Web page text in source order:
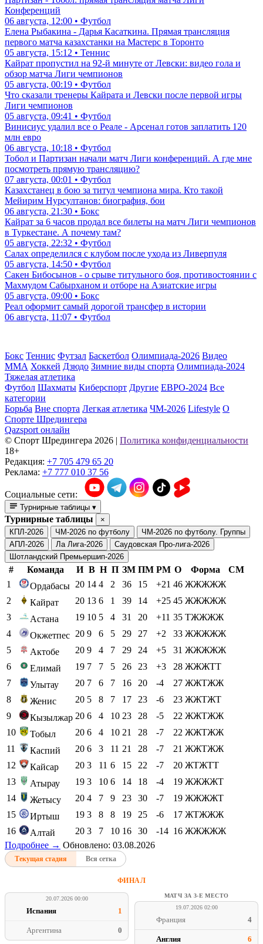
Конференций
06 августа, 12:00 • Футбол
Елена Рыбакина - Дарья Касаткина. Прямая трансляция
первого матча казахстанки на Мастерс в Торонто
05 августа, 15:12 • Теннис
Кайрат пропустил на 92-й минуте от Левски: видео гола и
обзор матча Лиги чемпионов
05 августа, 00:19 • Футбол
Что сказали тренеры Кайрата и Левски после первой игры
Лиги чемпионов
05 августа, 09:41 • Футбол
Винисиус удалил все о Реале - Арсенал готов заплатить 120
млн евро
06 августа, 10:18 • Футбол
Тобол и Партизан начали матч Лиги конференций. А где мне
посмотреть прямую трансляцию?
07 августа, 00:01 • Футбол
Казахстанец в бою за титул чемпиона мира. Кто такой
Мейирим Нурсултанов: биография, бои
06 августа, 21:30 • Бокс
Кайрат за 6 часов продал все билеты на матч Лиги чемпионов
в Туркестане. А почему там?
05 августа, 22:32 • Футбол
Салах определился с клубом после ухода из Ливерпуля
05 августа, 14:50 • Футбол
Сакен Бибосынов - о срыве титульного боя, противостоянии с
Махмудом Сабырханом и отборе на Азиатские игры
05 августа, 09:00 • Бокс
Реал оформит самый дорогой трансфер в истории
06 августа, 11:07 • Футбол
Бокс Теннис Футзал Баскетбол Олимпиада-2026 Видео
ММА Хоккей Дзюдо Зимние виды спорта Олимпиада-2024
Тяжелая атлетика
Футбол Шахматы Киберспорт Другие ЕВРО-2024 Все
категории
Борьба Вне спорта Легкая атлетика ЧМ-2026 Lifestyle О
Спорте Шредингера
Qazsport онлайн
© Cпорт Шредингера 2026 | Политика конфиденциальности
18+
Редакция: +7 705 479 65 20
Реклама: +7 777 010 37 56
Социальные сети:
Турнирные таблицы ▾
Турнирные таблицы
×
КПЛ-2026
ЧМ-2026 по футболу
ЧМ-2026 по футболу. Группы
АПЛ-2026
Ла Лига-2026
Саудовская Про-лига-2026
Шотландский Премьершип-2026
# Команда И В Н П ЗМ ПМ РМ О Форма
СМ
1
Ордабасы 20 14 4 2 36 15 +21 46 ЖЖЖЖЖ
2
Кайрат 20 13 6 1 39 14 +25 45 ЖЖЖЖЖ
3
Астана 19 10 5 4 31 20 +11 35 ТЖЖЖЖ
4
Окжетпес 20 9 6 5 29 27 +2 33 ЖЖЖЖЖ
5
Актобе 20 9 4 7 29 24 +5 31 ЖЖЖЖЖ
6
Елимай 19 7 7 5 26 23 +3 28 ЖЖЖТТ
7
Улытау 20 7 6 7 16 20 -4 27 ЖЖТЖЖ
8
Женис 20 5 8 7 17 23 -6 23 ЖЖТЖТ
9
Кызылжар 20 6 4 10 23 28 -5 22 ЖЖТЖЖ
10
Тобыл 20 6 4 10 21 28 -7 22 ЖЖТЖЖ
11
Каспий 20 6 3 11 21 28 -7 21 ЖЖТЖЖ
12
Кайсар 20 3 11 6 15 22 -7 20 ЖТЖТТ
13
Атырау 19 3 10 6 14 18 -4 19 ЖЖЖЖТ
14
Жетысу 20 4 7 9 23 30 -7 19 ЖЖЖЖТ
15
Иртыш 19 3 8 8 19 25 -6 17 ЖТЖЖЖ
16
Алтай 20 3 7 10 16 30 -14 16 ЖЖЖЖЖ
Подробнее → Обновлено: 03.08.2026
Текущая стадия Вся сетка
ФИНАЛ
20.07.2026 00:00
Испания 1
Аргентина 0
МАТЧ ЗА 3-Е МЕСТО
19.07.2026 02:00
Франция 4
Англия 6